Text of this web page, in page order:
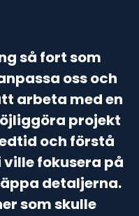
så fort som
oss och
arbeta med en
projekt
och förstå
fokusera på
detaljerna.
som skulle